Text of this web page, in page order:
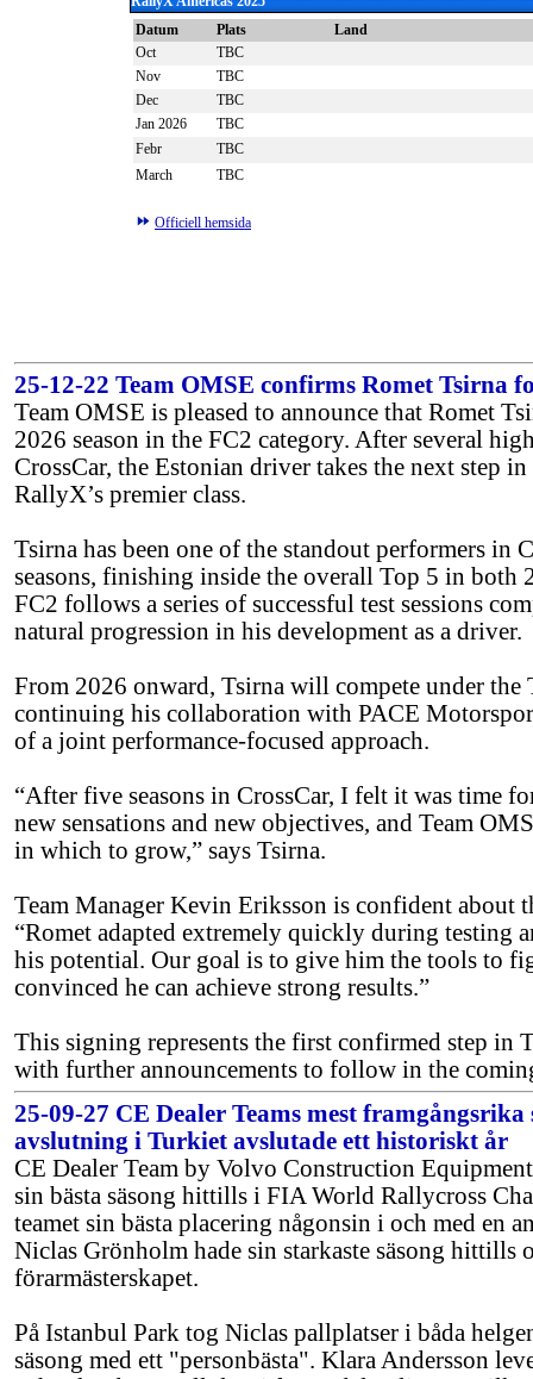
Datum
Plats
Land
Oct
TBC
Nov
TBC
Dec
TBC
Jan 2026
TBC
Febr
TBC
March
TBC
Officiell hemsida
25-12-22 Team OMSE confirms Romet Tsirna
Team OMSE is pleased to announce that Romet
2026 season in the FC2 category. After several
CrossCar, the Estonian driver takes the next step
RallyX’s premier class.
Tsirna has been one of the standout performers in
seasons, finishing inside the overall Top 5 in both
FC2 follows a series of successful test sessions
natural progression in his development as a driver.
From 2026 onward, Tsirna will compete under the
continuing his collaboration with PACE
of a joint performance-focused approach.
“After five seasons in CrossCar, I felt it was time
new sensations and new objectives, and Team
in which to grow,” says Tsirna.
Team Manager Kevin Eriksson is confident about
“Romet adapted extremely quickly during testing
his potential. Our goal is to give him the tools to
convinced he can achieve strong results.”
This signing represents the first confirmed step in
with further announcements to follow in the
25-09-27 CE Dealer Teams mest
avslutning i Turkiet avslutade ett historiskt år
CE Dealer Team by Volvo Construction
sin bästa säsong hittills i FIA World Rallycross
teamet sin bästa placering någonsin i och med en
Niclas Grönholm hade sin starkaste säsong hittills
förarmästerskapet.
På Istanbul Park tog Niclas pallplatser i båda
säsong med ett "personbästa". Klara Andersson